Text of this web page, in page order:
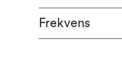
Frekvens